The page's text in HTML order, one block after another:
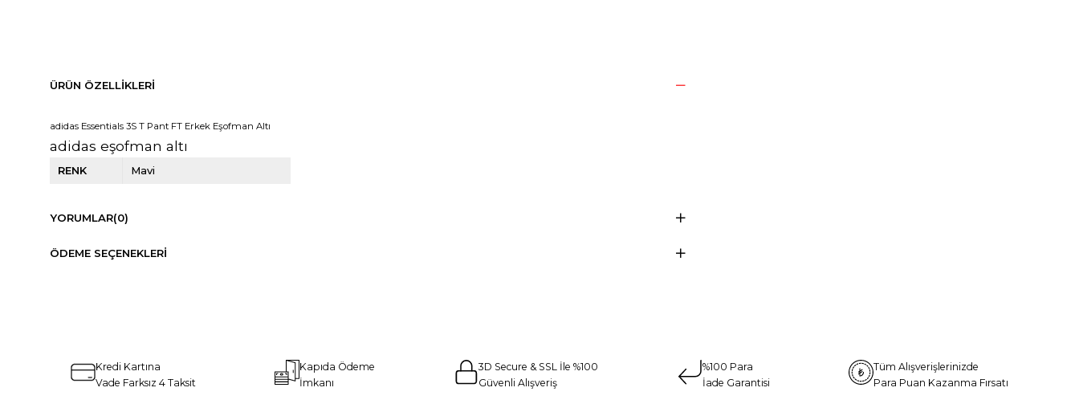
ÜRÜN ÖZELLIKLERI
adidas Essentials 3S T Pant FT Erkek Eşofman Altı
adidas eşofman altı
RENK Mavi
YORUMLAR(0)
ÖDEME SEÇENEKLERI
Kredi Kartına
Vade Farksız 4 Taksit
Kapıda Ödeme
İmkanı
3D Secure & SSL İle %100
Güvenli Alışveriş
%100 Para
İade Garantisi
Tüm Alışverişlerinizde
Para Puan Kazanma Fırsatı